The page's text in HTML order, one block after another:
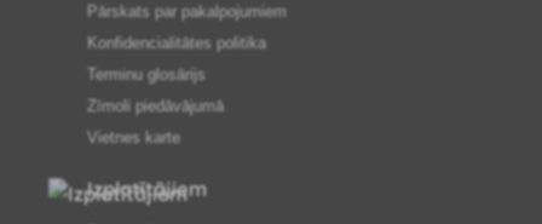
Pārskats par pakalpojumiem
Konfidencialitātes politika
Terminu glosārijs
Zīmoli piedāvājumā
Vietnes karte
Izplatītājiem